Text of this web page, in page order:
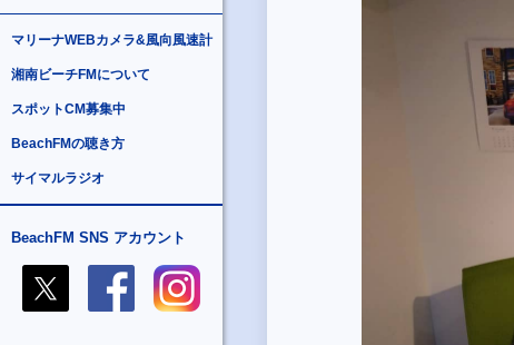
マリーナWEBカメラ&風向風速計
湘南ビーチFMについて
スポットCM募集中
BeachFMの聴き方
サイマルラジオ
BeachFM SNS アカウント